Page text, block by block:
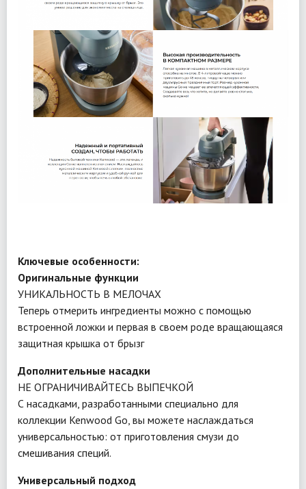
Ключевые особенности:
Оригинальные функции
УНИКАЛЬНОСТЬ В МЕЛОЧАХ
Теперь отмерить ингредиенты можно с помощью
встроенной ложки и первая в своем роде вращающаяся
защитная крышка от брызг
Дополнительные насадки
НЕ ОГРАНИЧИВАЙТЕСЬ ВЫПЕЧКОЙ
С насадками, разработанными специально для
коллекции Kenwood Go, вы можете наслаждаться
универсальностью: от приготовления смузи до
смешивания специй.
Универсальный подход